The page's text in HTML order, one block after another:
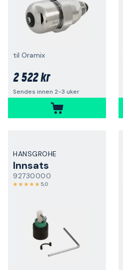
til Oramix
2 522 kr
Sendes innen 2-3 uker
HANSGROHE
Innsats
92730000
5,0